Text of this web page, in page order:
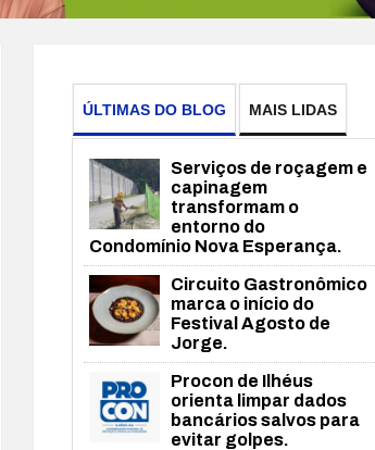
ÚLTIMAS DO BLOG MAIS LIDAS
Serviços de roçagem e
capinagem
transformam o
entorno do
Condomínio Nova Esperança.
Circuito Gastronômico
marca o início do
Festival Agosto de
Jorge.
Procon de Ilhéus
orienta limpar dados
bancários salvos para
evitar golpes.